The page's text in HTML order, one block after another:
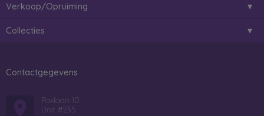
Verkoop/Opruiming
Collecties
Contactgegevens
Paxlaan 10
Unit #235